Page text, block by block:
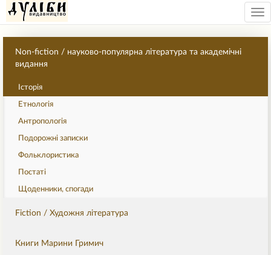
Non-fiction / науково-популярна література та академічні
видання
Історія
Етнологія
Антропологія
Подорожні записки
Фольклористика
Постаті
Щоденники, спогади
Fiction / Художня література
Книги Марини Гримич